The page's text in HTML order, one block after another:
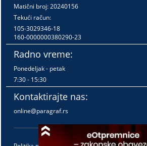
Matični broj: 20240156
Tekući račun:
105-3029346-18
160-0000000380290-23
Radno vreme:
Ponedeljak - petak
7:30 - 15:30
Kontaktirajte nas:
online@paragraf.rs